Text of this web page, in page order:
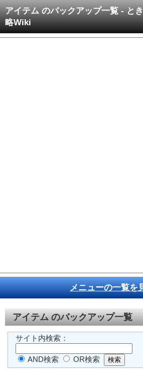
アイテム のバックアップ一覧 - と
略Wiki
メニューの一覧を
アイテムのバックアップ一覧
サイト内検索：
AND検索
OR検索